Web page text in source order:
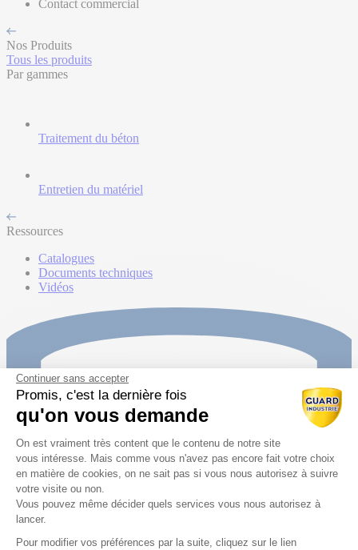
Contact commercial
Nos Produits
Tous les produits
Par gammes
Traitement du béton
Entretien du matériel
Ressources
Catalogues
Documents techniques
Vidéos
Continuer sans accepter
Promis, c'est la dernière fois
qu'on vous demande
Plateforme de Gestion du
On est vraiment très content que le contenu de notre site
vous intéresse. Mais comme vous n'avez pas encore fait votre choix
en matière de cookies, on ne sait pas si vous nous autorisez à suivre
votre visite ou non.
Vous pouvez même décider quels services vous nous autorisez à
lancer.
Pour modifier vos préférences par la suite, cliquez sur le lien